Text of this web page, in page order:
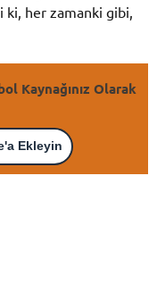
ki, her zamanki gibi,
Kaynağınız Olarak
Ekleyin